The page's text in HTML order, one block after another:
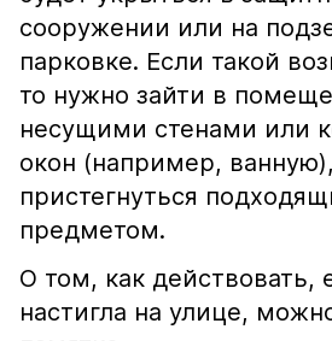
сооружении или на
парковке. Если такой
то нужно зайти в
несущими стенами или
окон (например,
пристегнуться
предметом.
О том, как действовать,
настигла на улице,